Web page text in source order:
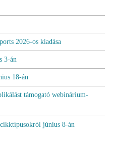
2026-os kiadása
3-án
18-án
támogató webinárium-
június 8-án